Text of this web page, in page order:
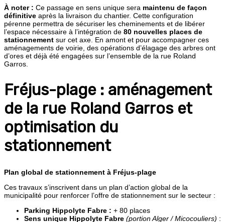
À noter : Ce passage en sens unique sera maintenu de façon
définitive après la livraison du chantier. Cette configuration
pérenne permettra de sécuriser les cheminements et de libérer
l’espace nécessaire à l’intégration de 80 nouvelles places de
stationnement sur cet axe. En amont et pour accompagner ces
aménagements de voirie, des opérations d’élagage des arbres ont
d’ores et déjà été engagées sur l’ensemble de la rue Roland
Garros.
Fréjus-plage : aménagement
de la rue Roland Garros et
optimisation du
stationnement
Plan global de stationnement à Fréjus-plage
Ces travaux s’inscrivent dans un plan d’action global de la
municipalité pour renforcer l’offre de stationnement sur le secteur :
Parking Hippolyte Fabre : + 80 places
Sens unique Hippolyte Fabre (portion Alger / Micocouliers) :